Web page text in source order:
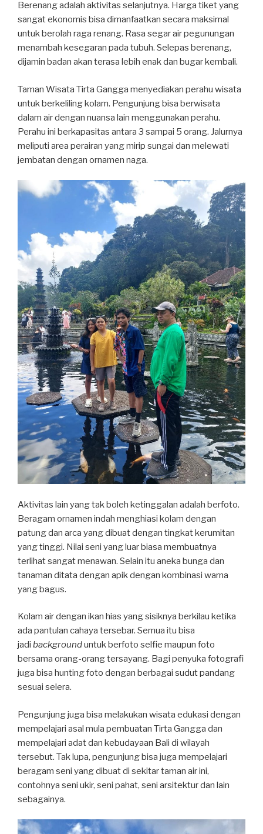
Berenang adalah aktivitas selanjutnya. Harga tiket yang
sangat ekonomis bisa dimanfaatkan secara maksimal
untuk berolah raga renang. Rasa segar air pegunungan
menambah kesegaran pada tubuh. Selepas berenang,
dijamin badan akan terasa lebih enak dan bugar kembali.
Taman Wisata Tirta Gangga menyediakan perahu wisata
untuk berkeliling kolam. Pengunjung bisa berwisata
dalam air dengan nuansa lain menggunakan perahu.
Perahu ini berkapasitas antara 3 sampai 5 orang. Jalurnya
meliputi area perairan yang mirip sungai dan melewati
jembatan dengan ornamen naga.
Aktivitas lain yang tak boleh ketinggalan adalah berfoto.
Beragam ornamen indah menghiasi kolam dengan
patung dan arca yang dibuat dengan tingkat kerumitan
yang tinggi. Nilai seni yang luar biasa membuatnya
terlihat sangat menawan. Selain itu aneka bunga dan
tanaman ditata dengan apik dengan kombinasi warna
yang bagus.
Kolam air dengan ikan hias yang sisiknya berkilau ketika
ada pantulan cahaya tersebar. Semua itu bisa
jadi backgrounduntuk berfoto selfie maupun foto
bersama orang-orang tersayang. Bagi penyuka fotografi
juga bisa hunting foto dengan berbagai sudut pandang
sesuai selera.
Pengunjung juga bisa melakukan wisata edukasi dengan
mempelajari asal mula pembuatan Tirta Gangga dan
mempelajari adat dan kebudayaan Bali di wilayah
tersebut. Tak lupa, pengunjung bisa juga mempelajari
beragam seni yang dibuat di sekitar taman air ini,
contohnya seni ukir, seni pahat, seni arsitektur dan lain
sebagainya.